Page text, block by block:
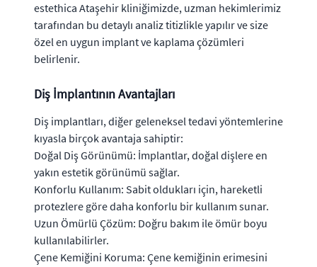
estethica Ataşehir kliniğimizde, uzman hekimlerimiz
tarafından bu detaylı analiz titizlikle yapılır ve size
özel en uygun implant ve kaplama çözümleri
belirlenir.
Diş İmplantının Avantajları
Diş implantları, diğer geleneksel tedavi yöntemlerine
kıyasla birçok avantaja sahiptir:
Doğal Diş Görünümü: İmplantlar, doğal dişlere en
yakın estetik görünümü sağlar.
Konforlu Kullanım: Sabit oldukları için, hareketli
protezlere göre daha konforlu bir kullanım sunar.
Uzun Ömürlü Çözüm: Doğru bakım ile ömür boyu
kullanılabilirler.
Çene Kemiğini Koruma: Çene kemiğinin erimesini